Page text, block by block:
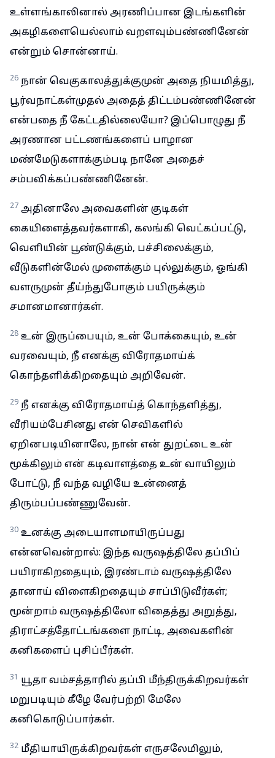
உள்ளங்காலினால் அரணிப்பான இடங்களின்
அகழிகளையெல்லாம் வறளவும்பண்ணினேன்
என்றும் சொன்னாய்.
26 நான் வெகுகாலத்துக்குமுன் அதை நியமித்து,
பூர்வநாட்கள்முதல் அதைத் திட்டம்பண்ணினேன்
என்பதை நீ கேட்டதில்லையோ? இப்பொழுது நீ
அரணான பட்டணங்களைப் பாழான
மண்மேடுகளாக்கும்படி நானே அதைச்
சம்பவிக்கப்பண்ணினேன்.
27 அதினாலே அவைகளின் குடிகள்
கையிளைத்தவர்களாகி, கலங்கி வெட்கப்பட்டு,
வெளியின் பூண்டுக்கும், பச்சிலைக்கும்,
வீடுகளின்மேல் முளைக்கும் புல்லுக்கும், ஓங்கி
வளருமுன் தீய்ந்துபோகும் பயிருக்கும்
சமானமானார்கள்.
28 உன் இருப்பையும், உன் போக்கையும், உன்
வரவையும், நீ எனக்கு விரோதமாய்க்
கொந்தளிக்கிறதையும் அறிவேன்.
29 நீ எனக்கு விரோதமாய்த் கொந்தளித்து,
வீரியம்பேசினது என் செவிகளில்
ஏறினபடியினாலே, நான் என் துறட்டை உன்
மூக்கிலும் என் கடிவாளத்தை உன் வாயிலும்
போட்டு, நீ வந்த வழியே உன்னைத்
திரும்பப்பண்ணுவேன்.
30 உனக்கு அடையாளமாயிருப்பது
என்னவென்றால்: இந்த வருஷத்திலே தப்பிப்
பயிராகிறதையும், இரண்டாம் வருஷத்திலே
தானாய் விளைகிறதையும் சாப்பிடுவீர்கள்;
மூன்றாம் வருஷத்திலோ விதைத்து அறுத்து,
திராட்சத்தோட்டங்களை நாட்டி, அவைகளின்
கனிகளைப் புசிப்பீர்கள்.
31 யூதா வம்சத்தாரில் தப்பி மீந்திருக்கிறவர்கள்
மறுபடியும் கீழே வேர்பற்றி மேலே
கனிகொடுப்பார்கள்.
32 மீதியாயிருக்கிறவர்கள் எருசலேமிலும்,